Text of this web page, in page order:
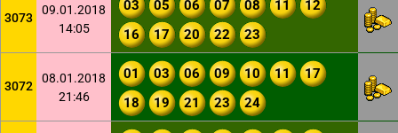
3073
09.01.2018
14:05
03 05 06 07 08 11
12
16
17 20 22 23
3072
08.01.2018
21:46
01 03 06 09 10 11
17
18
19 21 23 24